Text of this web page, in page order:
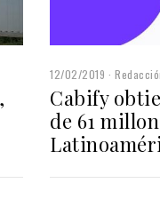
12/02/2019
Cabify
de 61